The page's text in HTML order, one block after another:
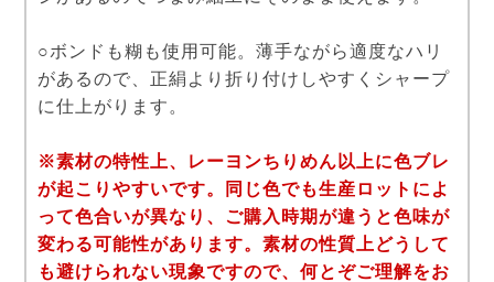
○ボンドも糊も使用可能。薄手ながら適度なハリ
があるので、正絹より折り付けしやすくシャープ
に仕上がります。
※素材の特性上、レーヨンちりめん以上に色ブレ
が起こりやすいです。同じ色でも生産ロットによ
って色合いが異なり、ご購入時期が違うと色味が
変わる可能性があります。素材の性質上どうして
も避けられない現象ですので、何とぞご理解をお